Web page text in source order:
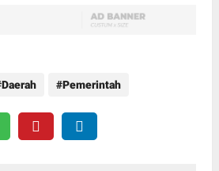
Daerah Pemerintah